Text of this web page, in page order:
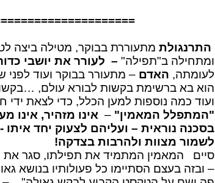
התרנגולת מתעוררת בבוקר, מטילה ביצה
ומתחילה ב"תפילה" – לעורר את יושבי
לעומתה, האדם – מתעורר בבוקר ועוד לפני
הוא בא ברשימת בקשות לבורא עולם,
ועוד כמה נוספות למען הכלל, כדי לצאת ידי
"המתפלל המאמין" – אינו מזהיר, אינו
בסכנה נוראית – ועליהם לצעוק יחד
לשמור מצוות ולהרבות בצדקה!
סיים
המאמין המתמיד את תפילתו, סגר את
– ובזה בעצם הסתיימו כל פעולותיו בנושא